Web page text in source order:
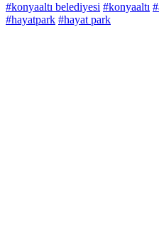
#konyaaltı belediyesi #konyaaltı
#hayatpark #hayat park